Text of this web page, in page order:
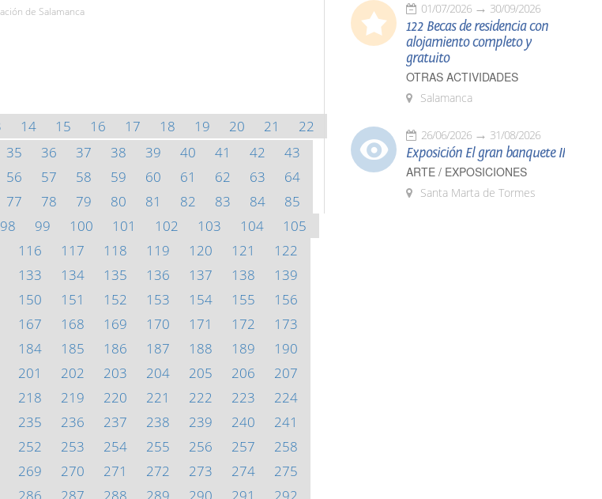
de Salamanca
14 15 16 17 18 19 20 21
22
35 36 37 38 39 40 41 42
43
56 57 58 59 60 61 62 63
64
77 78 79 80 81 82 83 84
85
98 99 100 101 102 103 104
105
116 117 118 119 120 121
122
133 134 135 136 137 138
139
150 151 152 153 154 155
156
167 168 169 170 171 172
173
184 185 186 187 188 189
190
201 202 203 204 205 206
207
218 219 220 221 222 223
224
235 236 237 238 239 240
241
252 253 254 255 256 257
258
269 270 271 272 273 274
275
01/07/2026 30/09/2026
122 Becas de residencia con
alojamiento completo y
gratuito
OTRAS ACTIVIDADES
Salamanca
26/06/2026 31/08/2026
Exposición El gran banquete II
ARTE / EXPOSICIONES
Santa Marta de Tormes